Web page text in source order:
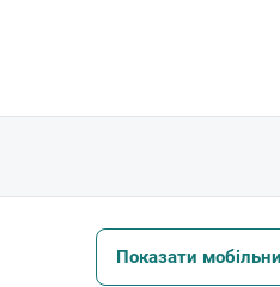
Показати